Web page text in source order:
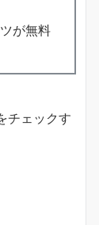
が無料
チェックす